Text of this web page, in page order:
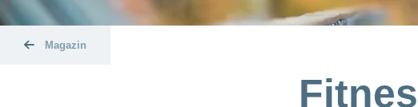
Magazin